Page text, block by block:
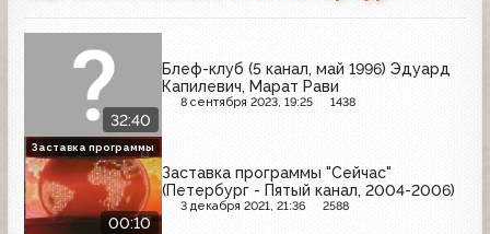
32:40
Блеф-клуб (5 канал, май 1996) Эдуард
Капилевич, Марат Рави
8 сентября 2023, 19:25 1438
00:10
Заставка программы "Сейчас"
(Петербург - Пятый канал, 2004-2006)
3 декабря 2021, 21:36 2588
Заставка программы